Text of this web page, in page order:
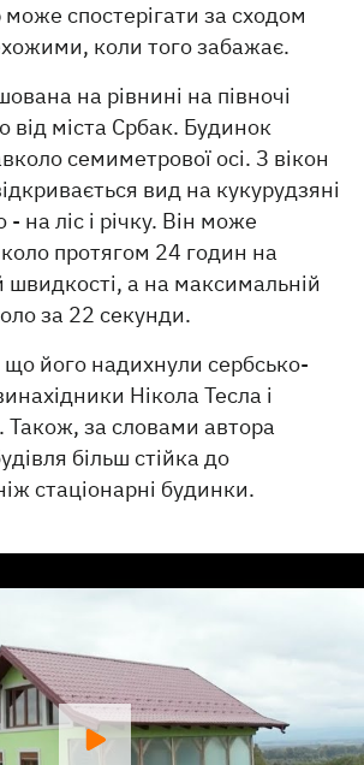
спостерігати за сходом
коли того забажає.
на рівнині на півночі
від міста Србак. Будинок
семиметрової осі. З вікон
вид на кукурудзяні
- на ліс і річку. Він може
протягом 24 годин на
швидкості, а на максимальній
за 22 секунди.
що його надихнули сербсько-
Нікола Тесла і
Також, за словами автора
більш стійка до
стаціонарні будинки.